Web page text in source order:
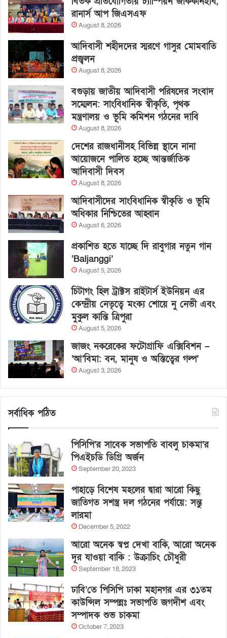
রানার্স আপ জিএসএফ
August 8, 2026
আদিবাসী শহীদদের স্মরণে গাসুর মোমবাতি
প্রজ্বলন
August 8, 2026
বগুড়ায় জাতীয় আদিবাসী পরিষদের সংবাদ
সম্মেলন: সাংবিধানিক স্বীকৃতি, পৃথক
মন্ত্রণালয় ও ভূমি কমিশন গঠনের দাবি
August 8, 2026
দেশের রাজধানীসহ বিভিন্ন স্থানে নানা
আয়োজনে পালিত হচ্ছে আন্তর্জাতিক
আদিবাসী দিবস
August 8, 2026
আদিবাসীদের সাংবিধানিক স্বীকৃতি ও ভূমি
অধিকার নিশ্চিতের আহ্বান
August 6, 2026
প্রকাশিত হতে যাচ্ছে দি রাবুগার নতুন গান
‘Baljanggi’
August 5, 2026
চিটাগং হিল ট্রাক্টস রাইটার্স ইউনিয়ন এর
কেন্দ্রীয় নেতৃত্বে মংক্য শোয়ে নু নেভী এবং
মুকুল কান্তি ত্রিপুরা
August 5, 2026
জাজং নকরেকের ফটোগ্রাফি এক্সিবিশন –
‘আ’বিমা: বন, মানুষ ও অস্তিত্বের গল্প’
August 3, 2026
সর্বাধিক পঠিত
পিসিপি’র সাবেক সভাপতি বাবলু চাকমা’র
পিএইচডি ডিগ্রি অর্জন
September 20, 2023
পাহাড়ে বিশেষ মহলের দ্বারা আরো কিছু
জাতিগত সশস্ত্র দল গঠনের পর্যায়ে: সন্তু
লারমা
December 5, 2022
আরো অনেক স্বপ্ন দেখা বাকি, আরো অনেক
দূর যাওয়া বাকি : উক্রাচিং চৌধুরী
September 18, 2023
ঢাবি’তে পিসিপি ঢাকা মহানগর এর ৩১তম
কাউন্সিল সম্পন্নঃ সভাপতি জগদীশ এবং
সম্পাদক শুভ চাকমা
October 7, 2023